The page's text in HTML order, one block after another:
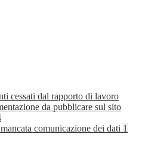
cessati dal rapporto di lavoro
da pubblicare sul sito
comunicazione dei dati 1